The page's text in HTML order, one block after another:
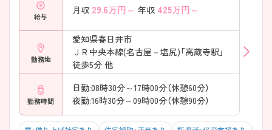
す。 ・看護師寮を完備 ・24時間対応の保育施設あり ・最寄り駅徒歩約5分
の好立地 ・職員食堂も利用可能 → 仕事とプライベートの両立を目指し
やすい職場です♪ ――――――――――――――― ■ 地域を支える総
合病院♪ ――――――――――――――― 急性期から緩和ケアまで院
内で一貫した医療を提供しています。 ・救急医療から療養医療 ・緩和ケ
アまで対応 ・ヘリポートを備え近隣県からの重症患者受け入れも実施 ・
健康診断や人間ドックなど予防医療にも注力 → 幅広い看護経験を積み
ながら地域医療に貢献できる環境です♪
給与
月収 29.6万円～ 年収 425万円～
勤務地
愛知県春日井市
ＪＲ中央本線(名古屋－塩尻)「高蔵寺駅」
徒歩5分 他
勤務時間
日勤:08時30分～17時00分（休憩60分）
夜勤:16時30分～09時00分（休憩90分）